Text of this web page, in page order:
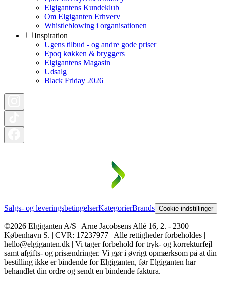
Elgigantens Kundeklub
Om Elgiganten Erhverv
Whistleblowing i organisationen
Inspiration
Ugens tilbud - og andre gode priser
Epoq køkken & bryggers
Elgigantens Magasin
Udsalg
Black Friday 2026
Salgs- og leveringsbetingelserKategorierBrands Cookie indstillinger
©2026 Elgiganten A/S | Arne Jacobsens Allé 16, 2. - 2300
København S. | CVR: 17237977 | Alle rettigheder forbeholdes |
hello@elgiganten.dk | Vi tager forbehold for tryk- og korrekturfejl
samt afgifts- og prisændringer. Vi gør i øvrigt opmærksom på at din
bestilling ikke er bindende for Elgiganten, før Elgiganten har
behandlet din ordre og sendt en bindende faktura.